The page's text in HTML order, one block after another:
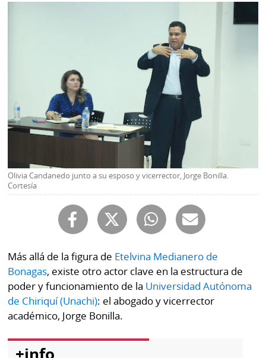
SERVICIOS
E-
Paper
Comunicados
Catálogos
Kiosko
digital
Luctuosas
Contenido
de
marcas
RSS
Temas
Autores
al
lector
Buenas
prácticas
Olivia Candanedo junto a su esposo y vicerrector, Jorge Bonilla.
Cortesía
Más allá de la figura de Etelvina Medianero de
Bonagas, existe otro actor clave en la estructura de
poder y funcionamiento de la Universidad Autónoma
de Chiriquí (Unachi): el abogado y vicerrector
académico, Jorge Bonilla.